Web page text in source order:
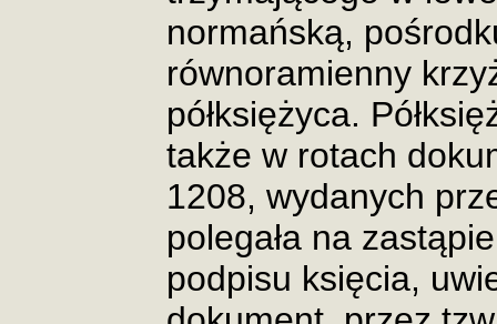
normańską,
równoramienny
półksiężyca.
także w rotach
1208, wydanych
polegała na
podpisu księcia,